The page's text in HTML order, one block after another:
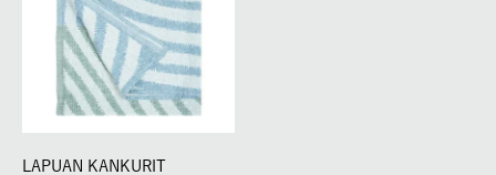
LAPUAN KANKURIT